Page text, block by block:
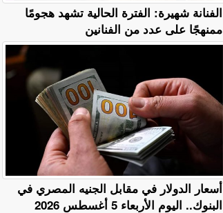
الفنانة شهيرة: الفترة الحالية تشهد هجومًا
ممنهجًا على عدد من الفنانين
أسعار الدولار في مقابل الجنيه المصري في
البنوك.. اليوم الأربعاء 5 أغسطس 2026